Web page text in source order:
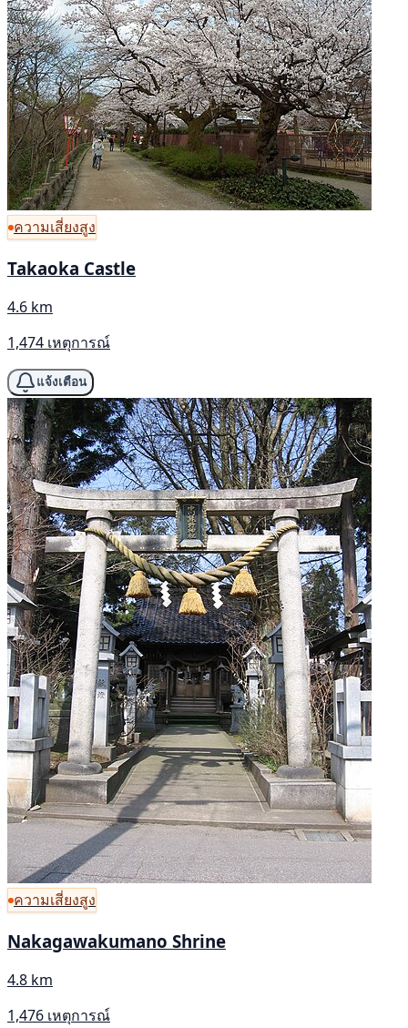
ความเสี่ยงสูง
Takaoka Castle
4.6 km
1,474 เหตุการณ์
แจ้งเตือน
ความเสี่ยงสูง
Nakagawakumano Shrine
4.8 km
1,476 เหตุการณ์